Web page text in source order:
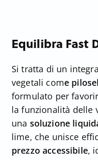
Equilibra Fast
Si tratta di un
vegetali come
formulato per
la funzionalità delle
una soluzione
lime, che unisce
prezzo accessibile,